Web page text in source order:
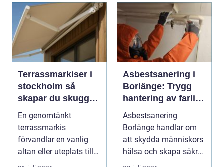
Terrassmarkiser i
stockholm så
skapar du skugga,
stil och komfort på
uteplatsen
En genomtänkt
terrassmarkis
förvandlar en vanlig
altan eller uteplats till
ett extra rum under
Asbestsanering i
Borlänge: Trygg
hantering av farliga
fibrer
Asbestsanering
Borlänge handlar om
att skydda människors
hälsa och skapa säkra
m...